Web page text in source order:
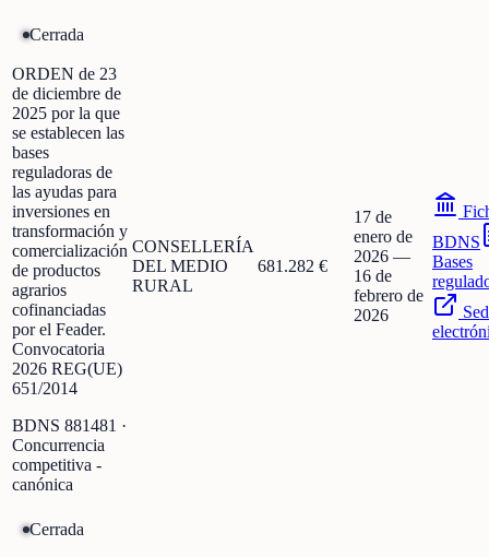
Cerrada
ORDEN de 23
de diciembre de
2025 por la que
se establecen las
bases
reguladoras de
las ayudas para
inversiones en
transformación y
comercialización
de productos
agrarios
cofinanciadas
por el Feader.
Convocatoria
2026 REG(UE)
651/2014
BDNS 881481 ·
Concurrencia
competitiva -
canónica
CONSELLERÍA
DEL MEDIO
RURAL
681.282 €
17 de
enero de
2026 —
16 de
febrero de
2026
BDNS
Bases
Cerrada